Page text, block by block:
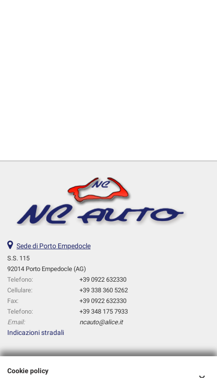
Sede di Porto Empedocle
S.S. 115
92014 Porto Empedocle (AG)
Telefono:
+39 0922 632330
Cellulare:
+39 338 360 5262
Fax:
+39 0922 632330
Telefono:
+39 348 175 7933
Email:
ncauto@alice.it
Indicazioni stradali
Dati fiscali:
Cookie policy